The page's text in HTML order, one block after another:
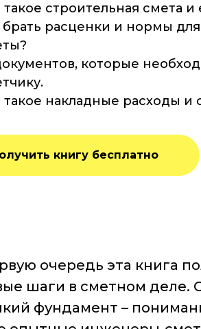
такое строительная смета
брать расценки и нормы
которые
такое накладные расходы и
книгу бесплатно
очередь эта книга
шаги в сметном деле.
фундамент –